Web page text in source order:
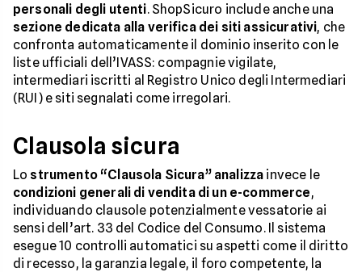
personali degli utenti. ShopSicuro include anche una
sezione dedicata alla verifica dei siti assicurativi, che
confronta automaticamente il dominio inserito con le
liste ufficiali dell’IVASS: compagnie vigilate,
intermediari iscritti al Registro Unico degli Intermediari
(RUI) e siti segnalati come irregolari.
Clausola sicura
Lo strumento “Clausola Sicura” analizza invece le
condizioni generali di vendita di un e-commerce,
individuando clausole potenzialmente vessatorie ai
sensi dell’art. 33 del Codice del Consumo. Il sistema
esegue 10 controlli automatici su aspetti come il diritto
di recesso, la garanzia legale, il foro competente, la